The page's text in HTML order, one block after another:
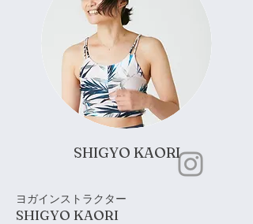
SHIGYO KAORI
ヨガインストラクター
SHIGYO KAORI